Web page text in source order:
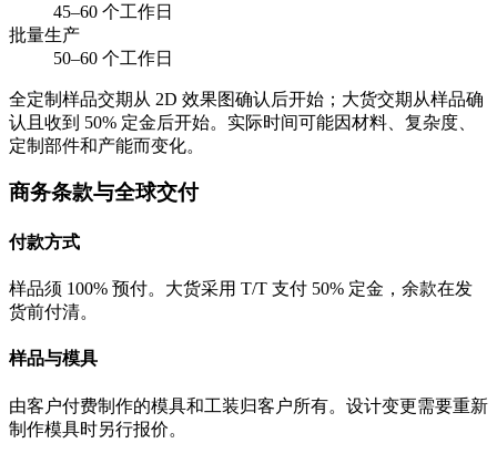
45–60 个工作日
批量生产
50–60 个工作日
全定制样品交期从 2D 效果图确认后开始；大货交期从样品确
认且收到 50% 定金后开始。实际时间可能因材料、复杂度、
定制部件和产能而变化。
商务条款与全球交付
付款方式
样品须 100% 预付。大货采用 T/T 支付 50% 定金，余款在发
货前付清。
样品与模具
由客户付费制作的模具和工装归客户所有。设计变更需要重新
制作模具时另行报价。